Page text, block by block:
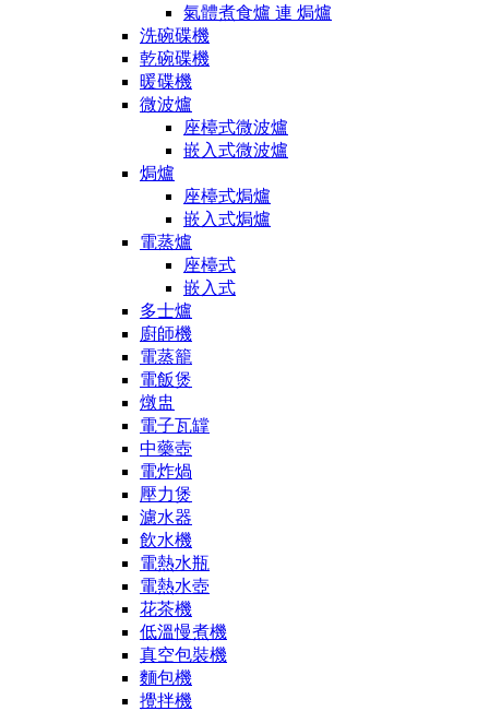
氣體煮食爐 連 焗爐
洗碗碟機
乾碗碟機
暖碟機
微波爐
座檯式微波爐
嵌入式微波爐
焗爐
座檯式焗爐
嵌入式焗爐
電蒸爐
座檯式
嵌入式
多士爐
廚師機
電蒸籠
電飯煲
燉盅
電子瓦罉
中藥壺
電炸煱
壓力煲
濾水器
飲水機
電熱水瓶
電熱水壺
花茶機
低溫慢煮機
真空包裝機
麵包機
攪拌機